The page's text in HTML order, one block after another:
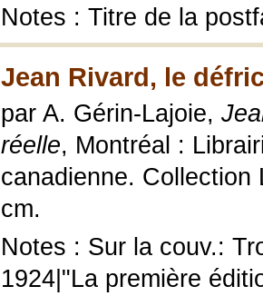
Notes : Titre de la
Jean Rivard, le
par A. Gérin-Lajoie,
réelle, Montréal :
canadienne.
cm.
Notes : Sur la couv.:
1924|"La première